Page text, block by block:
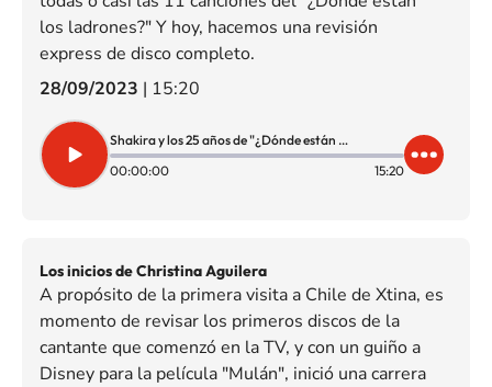
los ladrones?" Y hoy, hacemos una revisión
express de disco completo.
28/09/2023 | 15:20
Shakira y los 25 años de "¿Dónde están los ladrones?"
00:00:00
15:20
Los inicios de Christina Aguilera
A propósito de la primera visita a Chile de Xtina, es
momento de revisar los primeros discos de la
cantante que comenzó en la TV, y con un guiño a
Disney para la película "Mulán", inició una carrera